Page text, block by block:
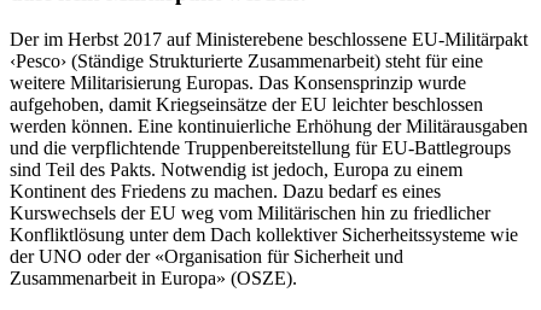
Der im Herbst 2017 auf Ministerebene beschlossene EU-Militärpakt
‹Pesco› (Ständige Strukturierte Zusammenarbeit) steht für eine
weitere Militarisierung Europas. Das Konsensprinzip wurde
aufgehoben, damit Kriegseinsätze der EU leichter beschlossen
werden können. Eine kontinuierliche Erhöhung der Militärausgaben
und die verpflichtende Truppenbereitstellung für EU-Battlegroups
sind Teil des Pakts. Notwendig ist jedoch, Europa zu einem
Kontinent des Friedens zu machen. Dazu bedarf es eines
Kurswechsels der EU weg vom Militärischen hin zu friedlicher
Konfliktlösung unter dem Dach kollektiver Sicherheitssysteme wie
der UNO oder der «Organisation für Sicherheit und
Zusammenarbeit in Europa» (OSZE).